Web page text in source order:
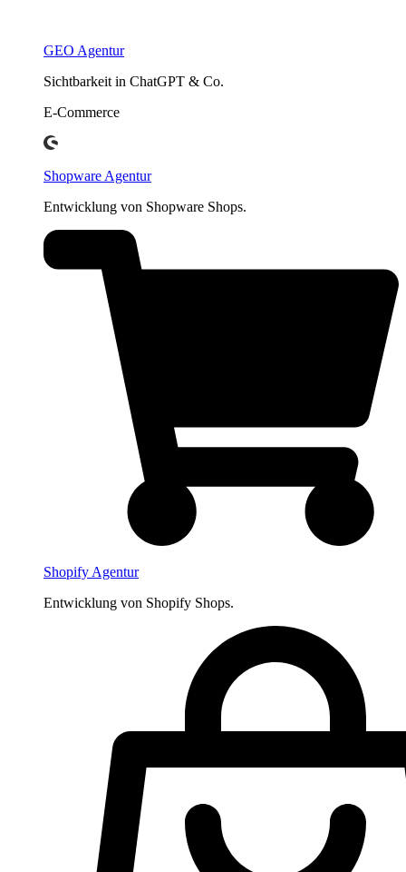
GEO Agentur
Sichtbarkeit in ChatGPT & Co.
E-Commerce
Shopware Agentur
Entwicklung von Shopware Shops.
Shopify Agentur
Entwicklung von Shopify Shops.